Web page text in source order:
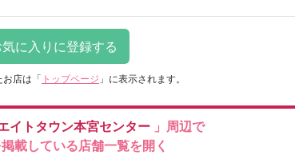
お店は 「 トップページ 」に表示されます。
イトタウン本宮センター 」周辺で
載している店舗一覧を開く